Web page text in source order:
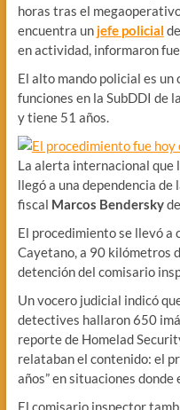
horas tras el
encuentra un jefe policial
en actividad, informaron
El alto mando policial es
funciones en la SubDDI de
y tiene 51 años.
La alerta internacional que
llegó a una dependencia de
fiscal Marcos Bendersky
El procedimiento se llevó a
Cayetano, a 90 kilómetros
detención del comisario
Un vocero judicial indicó
detectives hallaron 650
reporte de Homelad
relataban el contenido: el
años” en situaciones donde
El comisario inspector